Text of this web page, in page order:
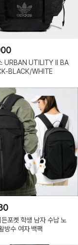
URBAN UTILITY II BA
BLACK/WHITE
포켓 학생 남자 수납 노
방수 여자 백팩